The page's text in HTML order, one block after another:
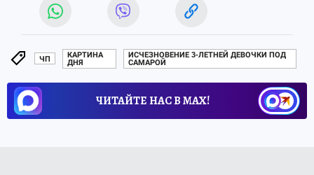
ЧП
КАРТИНА
ДНЯ
ИСЧЕЗНОВЕНИЕ 3-ЛЕТНЕЙ ДЕВОЧКИ ПОД
САМАРОЙ
ЧИТАЙТЕ НАС В МАХ!